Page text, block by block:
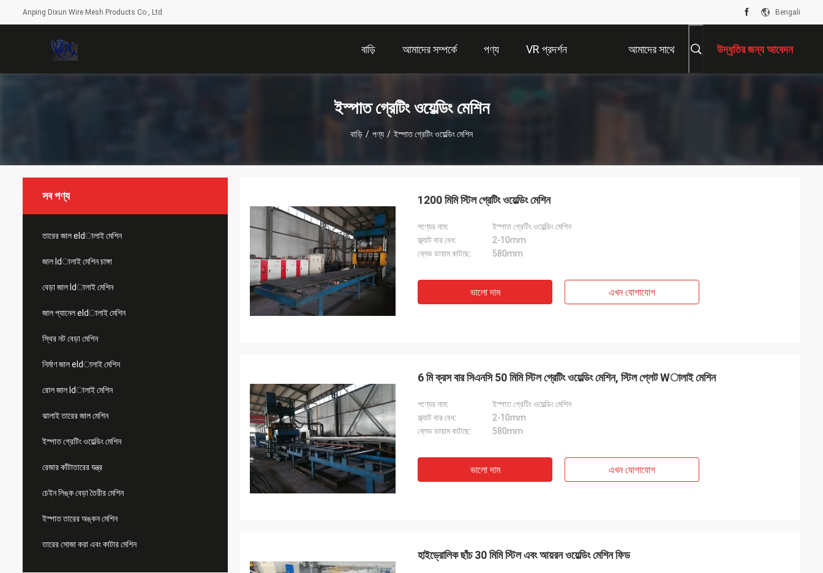
Anping Dixun Wire Mesh Products Co., Ltd Bengali
বাড়ি আমাদের সম্পর্কে পণ্য VR প্রদর্শন আমাদের সাথে উদ্ধৃতির জন্য আবেদন
ইস্পাত গ্রেটিং ওয়েল্ডিং মেশিন
বাড়ি / পণ্য / ইস্পাত গ্রেটিং ওয়েল্ডিং মেশিন
সব পণ্য
তারের জাল eldালাই মেশিন
জাল ldালাই মেশিন চাঙ্গা
বেড়া জাল ldালাই মেশিন
জাল প্যানেল eldালাই মেশিন
স্থির নট বেড়া মেশিন
নির্মাণ জাল eldালাই মেশিন
রোল জাল ldালাই মেশিন
ঝালাই তারের জাল মেশিন
ইস্পাত গ্রেটিং ওয়েল্ডিং মেশিন
রেজার কাঁটাতারের যন্ত্র
চেইন লিঙ্ক বেড়া তৈরীর মেশিন
ইস্পাত তারের অঙ্কন মেশিন
তারের সোজা করা এবং কাটার মেশিন
1200 মিমি স্টিল গ্রেটিং ওয়েল্ডিং মেশিন
পণ্যের নাম:
ইস্পাত গ্রেটিং ওয়েল্ডিং মেশিন
ফ্ল্যাট বার বেধ:
2-10mm
ব্লেড ডায়াম কাটছে:
580mm
ভালো দাম এখন যোগাযোগ
6 মি ক্রস বার সিএনসি 50 মিমি স্টিল গ্রেটিং ওয়েল্ডিং মেশিন, স্টিল প্লেট Wালাই মেশিন
পণ্যের নাম:
ইস্পাত গ্রেটিং ওয়েল্ডিং মেশিন
ফ্ল্যাট বার বেধ:
2-10mm
ব্লেড ডায়াম কাটছে:
580mm
ভালো দাম এখন যোগাযোগ
হাইড্রোলিক ছাঁচ 30 মিমি স্টিল এবং আয়রন ওয়েল্ডিং মেশিন ফিড